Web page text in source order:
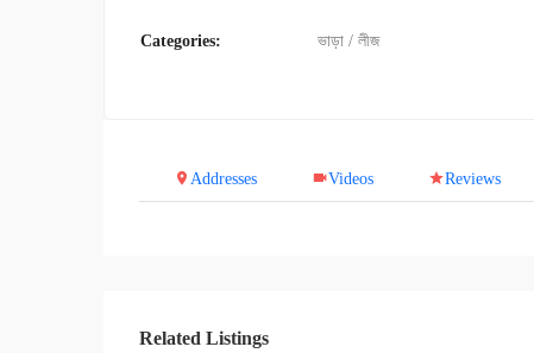
Categories: ভাড়া / লীজ
Addresses Videos Reviews
Related Listings